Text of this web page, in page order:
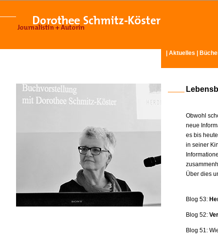
Aktuelles
Obwohl
neue
es bis
in seiner
Über dies
Blog 53:
Blog 52:
Blog 51: